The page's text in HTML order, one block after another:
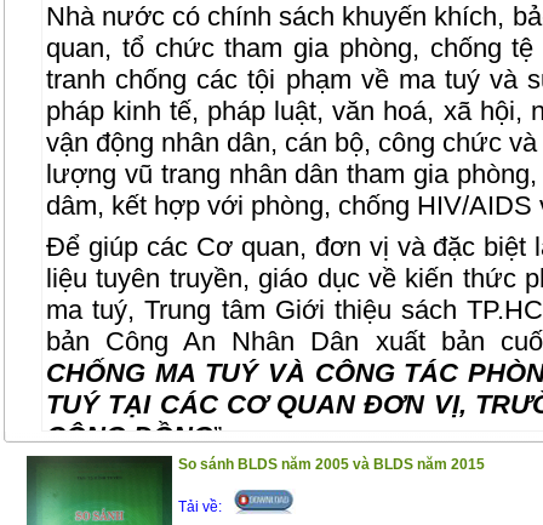
Nhà nước có chính sách khuyến khích,
quan, tổ chức tham gia phòng, chống
tranh chống các tội phạm về ma tuý và
pháp kinh tế, pháp luật, văn hoá, xã hội,
vận động nhân dân, cán bộ, công chức
lượng vũ trang nhân dân tham gia
dâm, kết hợp với phòng, chống HIV/AIDS
Để giúp các Cơ quan, đơn vị và đặc biệt
liệu tuyên truyền, giáo dục về kiến thức
ma tuý, Trung tâm Giới thiệu sách
bản Công An Nhân Dân xuất bản
CHỐNG MA TUÝ VÀ CÔNG TÁC
TUÝ TẠI CÁC CƠ QUAN ĐƠN VỊ,
CỘNG ĐỒNG”.
Nội dung cuốn sách bao gồm những
Phần I. Luật Phòng chống ma
So sánh BLDS năm 2005 và BLDS năm 2015
Tải về: